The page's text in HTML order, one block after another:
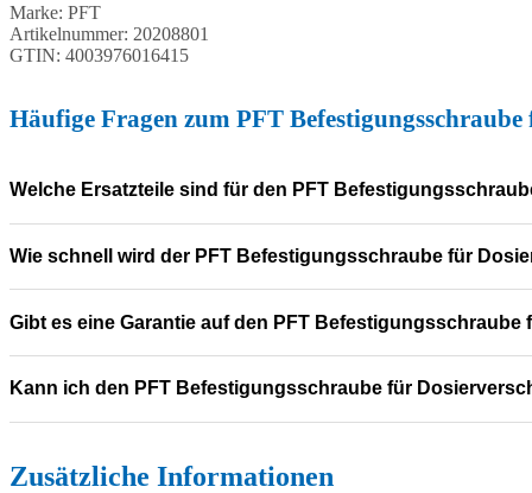
Marke: PFT
Artikelnummer: 20208801
GTIN: 4003976016415
Häufige Fragen zum PFT
Welche Ersatzteile sind für den PFT
Wie schnell wird der PFT Befestigungsschraube für
Gibt es eine Garantie auf den PFT
Kann ich den PFT Befestigungsschraube für
Zusätzliche Informationen